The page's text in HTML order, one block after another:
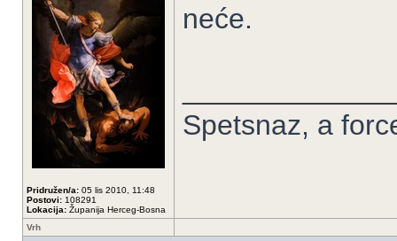
Pridružen/a: 05 lis 2010, 11:48
Postovi: 108291
Lokacija: Županija Herceg-Bosna
neće.
Spetsnaz, a
Vrh